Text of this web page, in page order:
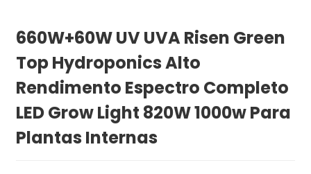
660W+60W UV UVA Risen Green
Top Hydroponics Alto
Rendimento Espectro Completo
LED Grow Light 820W 1000w Para
Plantas Internas